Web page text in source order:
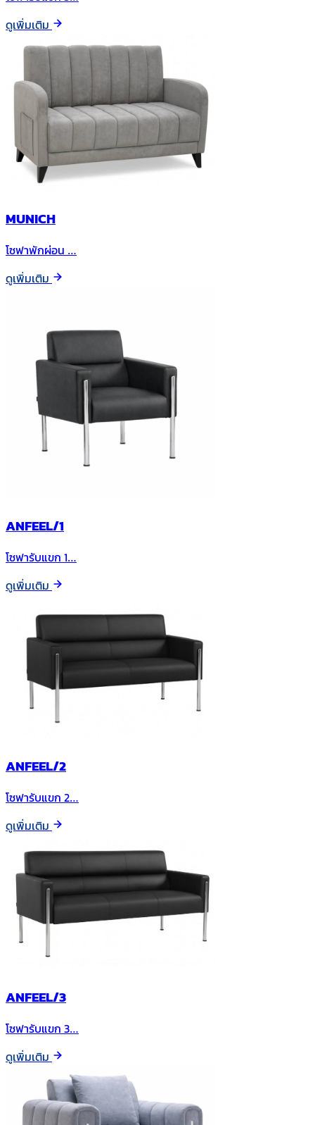
ดูเพิ่มเติม
MUNICH
โซฟาพักผ่อน …
ดูเพิ่มเติม
ANFEEL/1
โซฟารับแขก 1…
ดูเพิ่มเติม
ANFEEL/2
โซฟารับแขก 2…
ดูเพิ่มเติม
ANFEEL/3
โซฟารับแขก 3…
ดูเพิ่มเติม